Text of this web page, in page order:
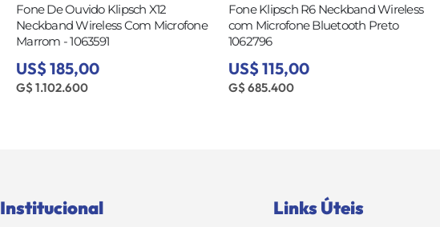
Fone De Ouvido Klipsch X12
Neckband Wireless Com Microfone
Marrom - 1063591
US$ 185,00
G$ 1.102.600
Fone Klipsch R6 Neckband Wireless
com Microfone Bluetooth Preto
1062796
US$ 115,00
G$ 685.400
Institucional Links Úteis